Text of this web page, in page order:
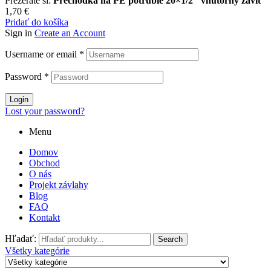
1,70 €
Pridať do košíka
Sign in Create an Account
Username or email *
Password *
Login
Lost your password?
Menu
Domov
Obchod
O nás
Projekt závlahy
Blog
FAQ
Kontakt
Hľadať: Search
Všetky kategórie